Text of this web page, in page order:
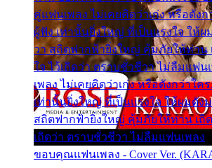
คู่แฟนเพลง ไม่เคยคิดว่าเก่ง หรือดัง
ผู้ฟัง เท่านั้นยิ่งใหญ่ ที่เป็นแรงใจ ให้ผ
วา สถิตฟากฟ้ายิ่งใหญ่ คุ้มภัยให้ท่าน
ใจ ไว้เถิดว่า ตราบชั่วชีวา ไม่ลืมแฟ
เพลง ไม่เคยคิดว่าเก่ง หรือดังกว่าใ
เท่านั้นยิ่งใหญ่ ที่เป็นแรงใจ ให้ผมดัง
สถิตฟากฟ้ายิ่งใหญ่ คุ้มภัยให้ท่าน เถิ
เถิดว่า ตราบชั่วชีวา ไม่ลืมแฟนเพลง
ขอบคุณแฟนเพลง - Cover Ver.